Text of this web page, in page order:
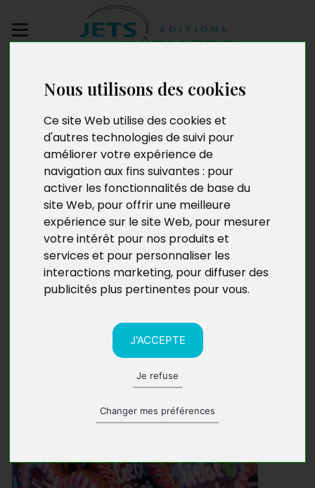
Nous utilisons des cookies
Ce site Web utilise des cookies et
d'autres technologies de suivi pour
améliorer votre expérience de
navigation aux fins suivantes : pour
activer les fonctionnalités de base du
site Web, pour offrir une meilleure
expérience sur le site Web, pour mesurer
votre intérêt pour nos produits et
services et pour personnaliser les
interactions marketing, pour diffuser des
publicités plus pertinentes pour vous.
J'ACCEPTE
Je refuse
Changer mes préférences
manuscrit
Chroniques
alsaciennes